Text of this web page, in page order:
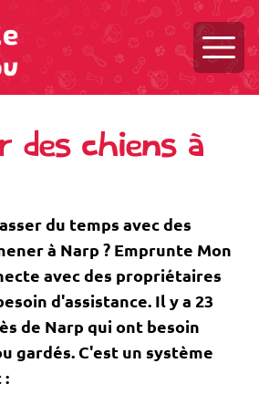
des chiens à
du temps avec des
à Narp ? Emprunte Mon
avec des propriétaires
d'assistance. Il y a 23
de Narp qui ont besoin
gardés. C'est un système
: